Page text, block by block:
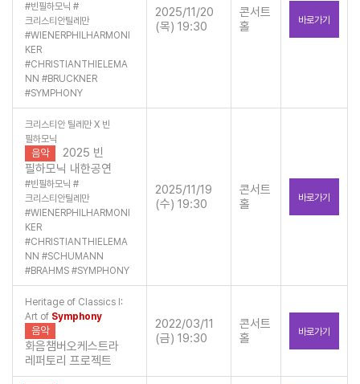
#빈필하모닉 #
크리스티안틸레만
#WIENERPHILHARMONI
KER
#CHRISTIANTHIELEMA
NN #BRUCKNER
#SYMPHONY
2025/11/20
(목) 19:30
콘서트
홀
바로가기
크리스티안 틸레만 X 빈
필하모닉
음악
2025 빈
필하모닉 내한공연
#빈필하모닉 #
크리스티안틸레만
#WIENERPHILHARMONI
KER
#CHRISTIANTHIELEMA
NN #SCHUMANN
#BRAHMS #SYMPHONY
2025/11/19
(수) 19:30
콘서트
홀
바로가기
Heritage of Classics Ⅰ:
Art of Symphony
음악
화음챔버오케스트라
레퍼토리 프로젝트
2022/03/11
(금) 19:30
콘서트
홀
바로가기